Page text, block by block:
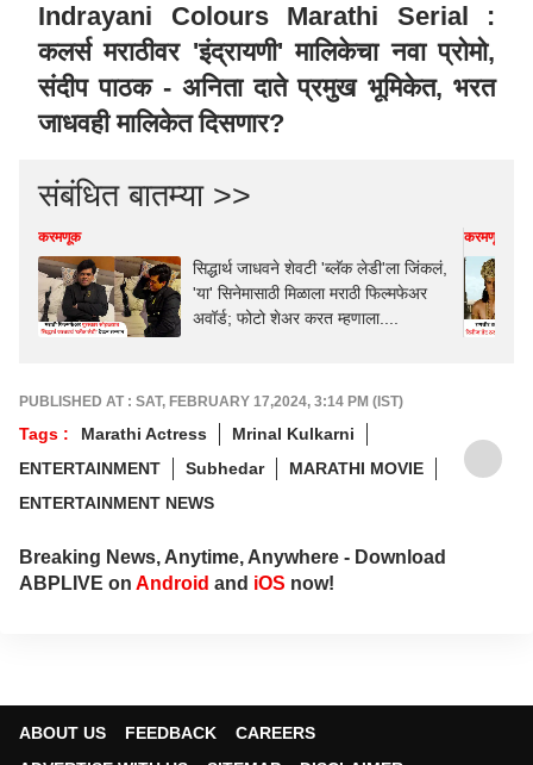
Indrayani Colours Marathi Serial :
कलर्स मराठीवर 'इंद्रायणी' मालिकेचा नवा प्रोमो,
संदीप पाठक - अनिता दाते प्रमुख भूमिकेत, भरत
जाधवही मालिकेत दिसणार?
संबंधित बातम्या >>
करमणूक
सिद्धार्थ जाधवने शेवटी 'ब्लॅक लेडी'ला जिंकलं,
'या' सिनेमासाठी मिळाला मराठी फिल्मफेअर
अवॉर्ड; फोटो शेअर करत म्हणाला....
करमणूक
PUBLISHED AT : SAT, FEBRUARY 17,2024, 3:14 PM (IST)
Tags : Marathi Actress
Mrinal Kulkarni
ENTERTAINMENT
Subhedar
MARATHI MOVIE
ENTERTAINMENT NEWS
Breaking News, Anytime, Anywhere - Download
ABPLIVE on Android and iOS now!
ABOUT US FEEDBACK
CAREERS